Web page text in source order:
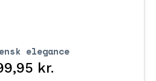
elegance
kr.